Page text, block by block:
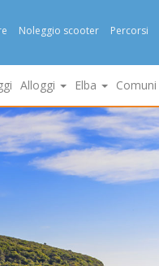
Noleggio scooter Percorsi
Alloggi Elba Comuni